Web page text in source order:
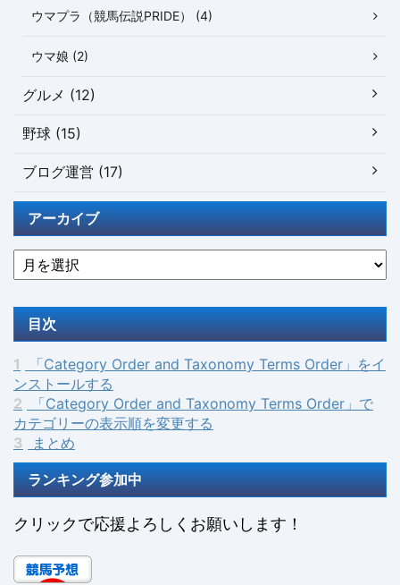
ウマプラ（競馬伝説PRIDE） (4)
ウマ娘 (2)
グルメ (12)
野球 (15)
ブログ運営 (17)
アーカイブ
目次
1
「Category Order and Taxonomy Terms Order」をイ
ンストールする
2
「Category Order and Taxonomy Terms Order」で
カテゴリーの表示順を変更する
3
まとめ
ランキング参加中
クリックで応援よろしくお願いします！